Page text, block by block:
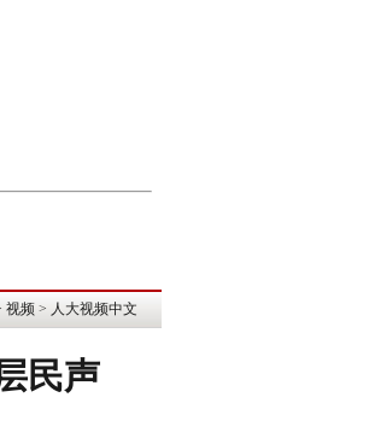
视频 > 人大视频中文
民声